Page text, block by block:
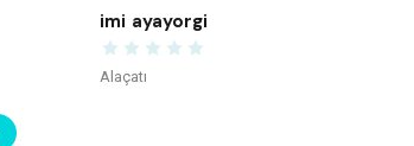
imi ayayorgi
Alaçatı